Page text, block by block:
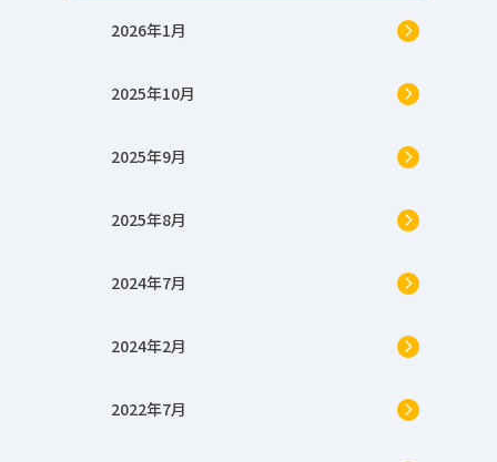
2026年1月
2025年10月
2025年9月
2025年8月
2024年7月
2024年2月
2022年7月